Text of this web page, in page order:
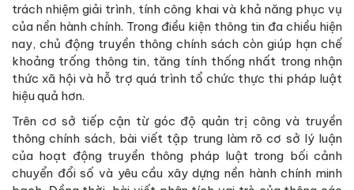
trách nhiệm giải trình, tính công khai và khả năng phục vụ
của nền hành chính. Trong điều kiện thông tin đa chiều hiện
nay, chủ động truyền thông chính sách còn giúp hạn chế
khoảng trống thông tin, tăng tính thống nhất trong nhận
thức xã hội và hỗ trợ quá trình tổ chức thực thi pháp luật
hiệu quả hơn.
Trên cơ sở tiếp cận từ góc độ quản trị công và truyền
thông chính sách, bài viết tập trung làm rõ cơ sở lý luận
của hoạt động truyền thông pháp luật trong bối cảnh
chuyển đổi số và yêu cầu xây dựng nền hành chính minh